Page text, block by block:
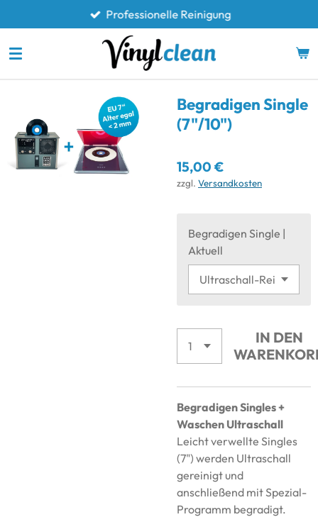
Hauptinhalt
springen
Professionelle Reinigung
Begradigen Single
(7"/10")
15,00 €
zzgl. Versandkosten
Begradigen Single |
Aktuell
IN DEN
Begradigen Singles +
Waschen Ultraschall
Leicht verwellte Singles
(7") werden Ultraschall
gereinigt und
anschließend mit Spezial-
Programm begradigt.